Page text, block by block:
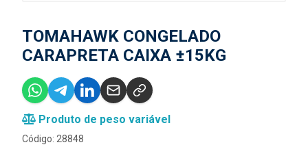
TOMAHAWK CONGELADO
CARAPRETA CAIXA ±15KG
Produto de peso variável
Código: 28848